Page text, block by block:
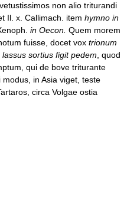
non alio triturandi
Il. x. Callimach. item hymno in
in Oecon. Quem morem
fuisse, docet vox trionum
lassus sortius figit pedem , quod
qui de bove triturante
in Asia viget, teste
circa Volgae ostia